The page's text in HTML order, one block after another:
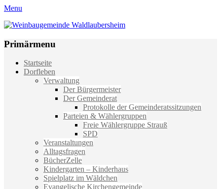
Menu
Weinbaugemeinde Waldlaubersheim
Primärmenu
Weiter
zum
Startseite
Dorfleben
Verwaltung
Der Bürgermeister
Der Gemeinderat
Protokolle der Gemeinderatssitzungen
Parteien & Wählergruppen
Freie Wählergruppe Strauß
SPD
Veranstaltungen
Alltagsfragen
BücherZelle
Kindergarten – Kinderhaus
Spielplatz im Wäldchen
Evangelische Kirchengemeinde